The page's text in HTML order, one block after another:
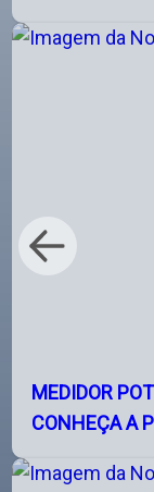
MEDIDOR
CONHEÇA A